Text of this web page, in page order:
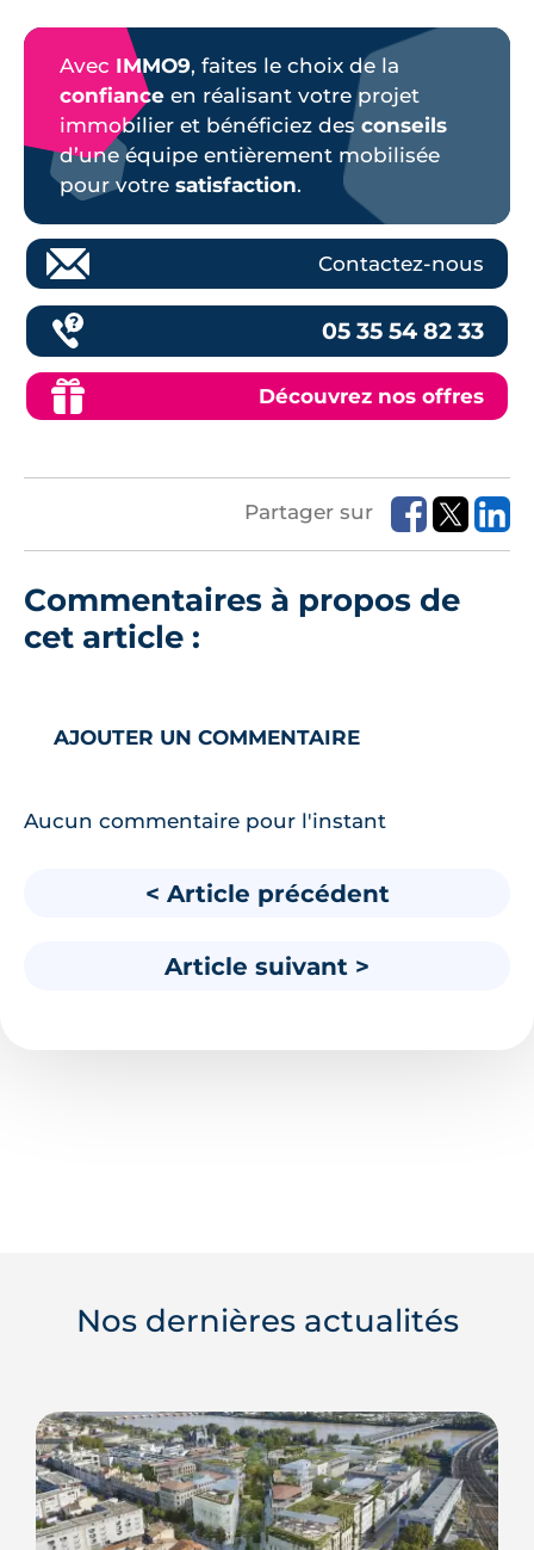
Avec IMMO9, faites le choix de la
confiance en réalisant votre projet
immobilier et bénéficiez des conseils
d’une équipe entièrement mobilisée
pour votre satisfaction.
Contactez-nous
05 35 54 82 33
Découvrez nos offres
Partager sur
Commentaires à propos de
cet article :
AJOUTER UN COMMENTAIRE
Aucun commentaire pour l'instant
< Article précédent
Article suivant >
Nos dernières actualités